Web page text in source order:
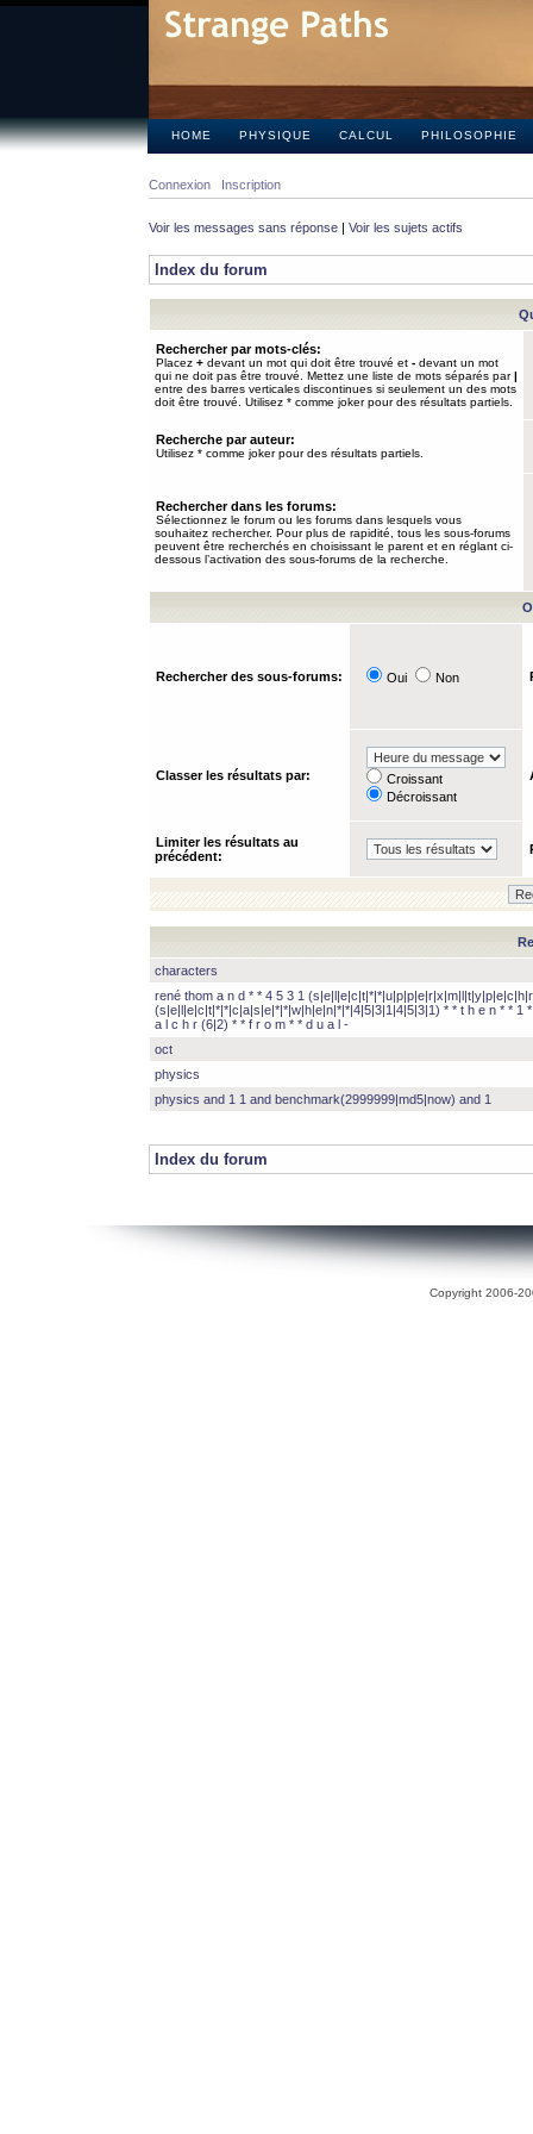
HOME PHYSIQUE CALCUL PHILOSOPHIE
Connexion Inscription
Voir les messages sans réponse | Voir les sujets actifs
Index du forum
Rechercher par mots-clés:
Placez + devant un mot qui doit être trouvé et - devant un mot
qui ne doit pas être trouvé. Mettez une liste de mots séparés par|
entre des barres verticales discontinues si seulement un des mots
doit être trouvé. Utilisez * comme joker pour des résultats partiels.
Recherche par auteur:
Utilisez * comme joker pour des résultats partiels.
Rechercher dans les forums:
Sélectionnez le forum ou les forums dans lesquels vous
souhaitez rechercher. Pour plus de rapidité, tous les sous-forums
peuvent être recherchés en choisissant le parent et en réglant ci-
dessous l’activation des sous-forums de la recherche.
Rechercher des sous-forums: Oui Non
Classer les résultats par:
Croissant
Décroissant
Limiter les résultats au
précédent:
characters
rené thom a n d * * 4 5 3 1
(s|e|l|e|c|t|*|*|c|a|s|e|*|*|w|h|e|n|*|*|4|5|3|1|4|5|3|1) * * t h e n * * 1
a l c h r (6|2) * * f r o m * * d u a l -
oct
physics
physics and 1 1 and benchmark(2999999|md5|now) and 1
Index du forum
Copyright 2006-